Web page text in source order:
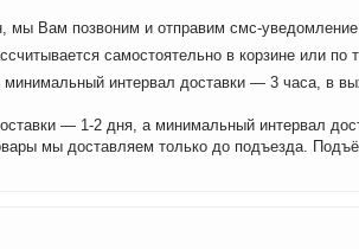
мы Вам позвоним и отправим смс-
самостоятельно в корзине или
интервал доставки — 3 часа, в
— 1-2 дня, а минимальный интервал
мы доставляем только до подъезда.